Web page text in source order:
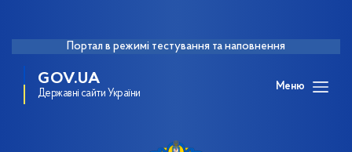
Портал в режимі тестування та наповнення
GOV.UA
Державні сайти України
Меню